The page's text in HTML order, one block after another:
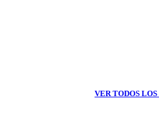
VER TODOS